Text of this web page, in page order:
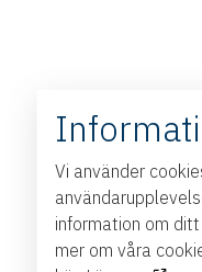
Vi använder
information om
mer om våra